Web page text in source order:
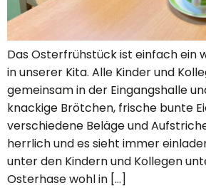
Das Osterfrühstück ist einfach ein
in unserer Kita. Alle Kinder und
gemeinsam in der Eingangshalle
knackige Brötchen, frische bunte
verschiedene Beläge und
herrlich und es sieht immer
unter den Kindern und Kollegen
Osterhase wohl in […]